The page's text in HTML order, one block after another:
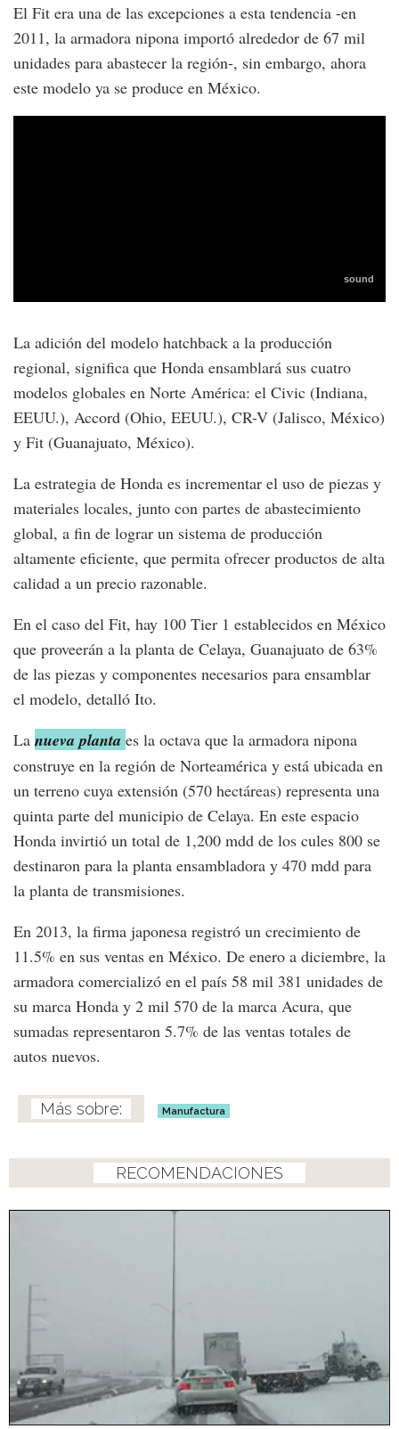
El Fit era una de las excepciones a esta tendencia -en
2011, la armadora nipona importó alrededor de 67 mil
unidades para abastecer la región-, sin embargo, ahora
este modelo ya se produce en México.
La adición del modelo hatchback a la producción
regional, significa que Honda ensamblará sus cuatro
modelos globales en Norte América: el Civic (Indiana,
EEUU.), Accord (Ohio, EEUU.), CR-V (Jalisco, México)
y Fit (Guanajuato, México).
La estrategia de Honda es incrementar el uso de piezas y
materiales locales, junto con partes de abastecimiento
global, a fin de lograr un sistema de producción
altamente eficiente, que permita ofrecer productos de alta
calidad a un precio razonable.
En el caso del Fit, hay 100 Tier 1 establecidos en México
que proveerán a la planta de Celaya, Guanajuato de 63%
de las piezas y componentes necesarios para ensamblar
el modelo, detalló Ito.
La nueva planta es la octava que la armadora nipona
construye en la región de Norteamérica y está ubicada en
un terreno cuya extensión (570 hectáreas) representa una
quinta parte del municipio de Celaya. En este espacio
Honda invirtió un total de 1,200 mdd de los cules 800 se
destinaron para la planta ensambladora y 470 mdd para
la planta de transmisiones.
En 2013, la firma japonesa registró un crecimiento de
11.5% en sus ventas en México. De enero a diciembre, la
armadora comercializó en el país 58 mil 381 unidades de
su marca Honda y 2 mil 570 de la marca Acura, que
sumadas representaron 5.7% de las ventas totales de
autos nuevos.
Manufactura
RECOMENDACIONES